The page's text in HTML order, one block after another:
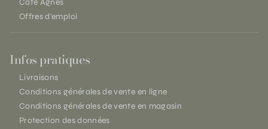
Café Agnès
Offres d'emploi
Infos pratiques
Livraisons
Conditions générales de vente en ligne
Conditions générales de vente en magasin
Protection des données